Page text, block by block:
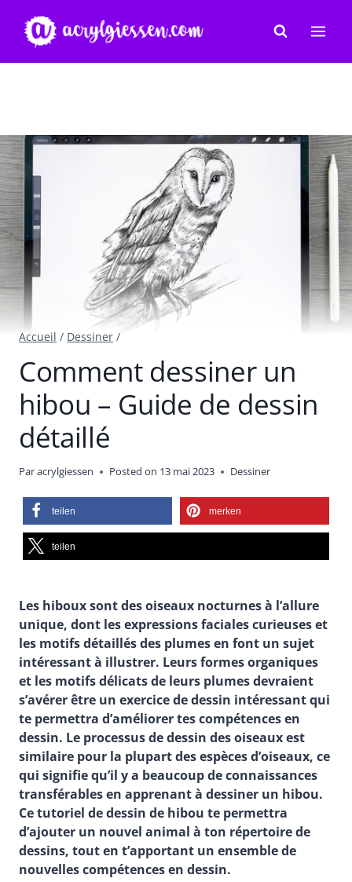
contenu
Accueil / Dessiner /
Comment dessiner un
hibou – Guide de dessin
détaillé
Paracrylgiessen Posted on 13 mai 2023 Dessiner
teilen merken
teilen
Les hiboux sont des oiseaux nocturnes à l’allure
unique, dont les expressions faciales curieuses et
les motifs détaillés des plumes en font un sujet
intéressant à illustrer. Leurs formes organiques
et les motifs délicats de leurs plumes devraient
s’avérer être un exercice de dessin intéressant qui
te permettra d’améliorer tes compétences en
dessin. Le processus de dessin des oiseaux est
similaire pour la plupart des espèces d’oiseaux, ce
qui signifie qu’il y a beaucoup de connaissances
transférables en apprenant à dessiner un hibou.
Ce tutoriel de dessin de hibou te permettra
d’ajouter un nouvel animal à ton répertoire de
dessins, tout en t’apportant un ensemble de
nouvelles compétences en dessin.